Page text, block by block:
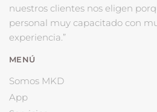
nuestros clientes nos eligen
personal muy capacitado con
experiencia.”
MENÚ
Somos MKD
App